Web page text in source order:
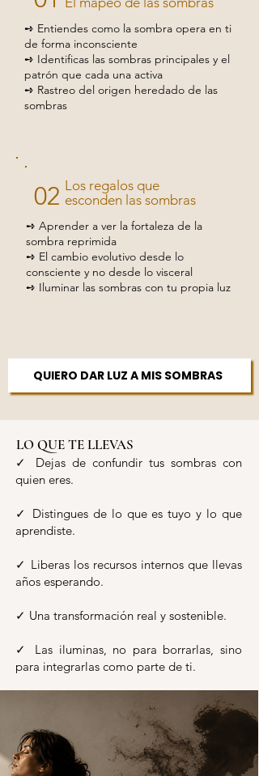
➺ Entiendes como la sombra opera en ti
de forma inconsciente
➺ Identificas las sombras principales y el
patrón que cada una activa
➺ Rastreo del origen heredado de las
sombras
02 Los regalos que
esconden las sombras
➺ Aprender a ver la fortaleza de la
sombra reprimida
➺ El cambio evolutivo desde lo
consciente y no desde lo visceral
➺ Iluminar las sombras con tu propia luz
QUIERO DAR LUZ A MIS SOMBRAS
LO QUE TE LLEVAS
✓ Dejas de confundir tus sombras con
quien eres.
✓ Distingues de lo que es tuyo y lo que
aprendiste.
✓ Liberas los recursos internos que llevas
años esperando.
✓ Una transformación real y sostenible.
✓ Las iluminas, no para borrarlas, sino
para integrarlas como parte de ti.